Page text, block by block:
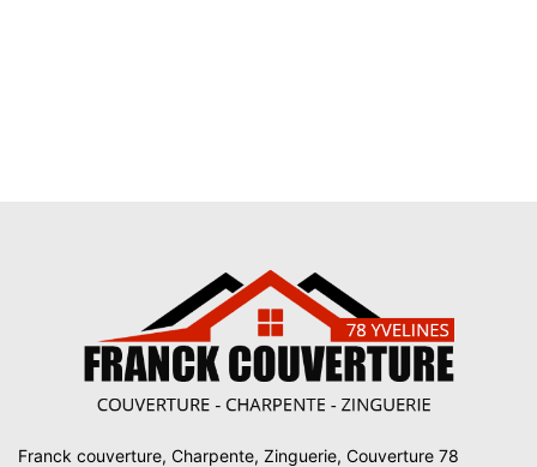
Franck couverture, Charpente, Zinguerie, Couverture 78